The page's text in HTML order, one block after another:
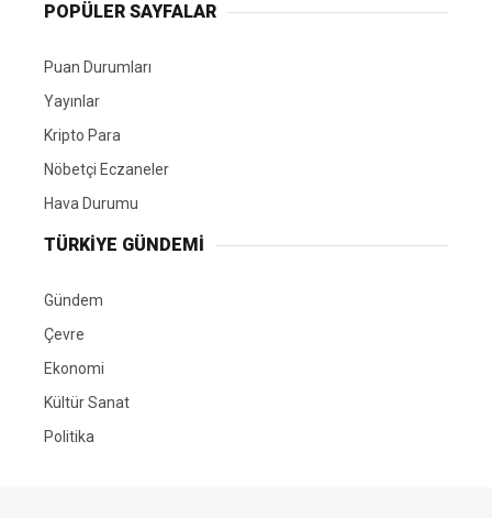
POPÜLER SAYFALAR
Puan Durumları
Yayınlar
Kripto Para
Nöbetçi Eczaneler
Hava Durumu
TÜRKIYE GÜNDEMI
Gündem
Çevre
Ekonomi
Kültür Sanat
Politika